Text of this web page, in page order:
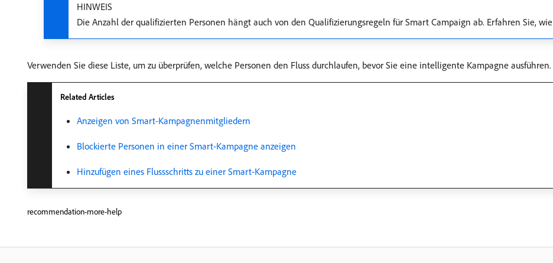
HINWEIS
Die Anzahl der qualifizierten Personen hängt auch von den Qualifizierungsregeln für Smart Campaign ab. Erfahren Sie, wie
Verwenden Sie diese Liste, um zu überprüfen, welche Personen den Fluss durchlaufen, bevor Sie eine intelligente Kampagne ausführen.
Related Articles
Anzeigen von Smart-Kampagnenmitgliedern
Blockierte Personen in einer Smart-Kampagne anzeigen
Hinzufügen eines Flussschritts zu einer Smart-Kampagne
recommendation-more-help